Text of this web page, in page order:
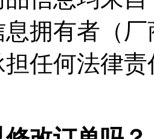
拥有者（
任何法律责